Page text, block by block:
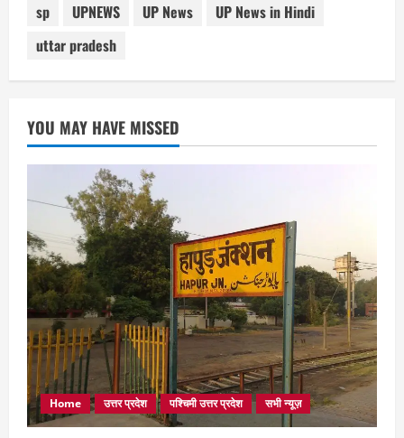
sp
UPNEWS UP News
UP News in Hindi
uttar pradesh
YOU MAY HAVE MISSED
Home उत्तर प्रदेश पश्चिमी उत्तर प्रदेश सभी न्यूज़